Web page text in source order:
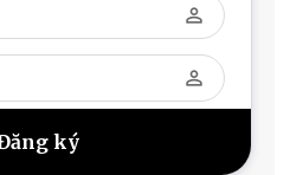
perm_identity
perm_identity